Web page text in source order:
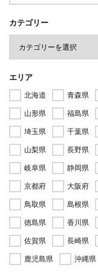
カテゴリー
エリア
北海道 青森県
山形県
福島県
埼玉県
千葉県
山梨県
長野県
岐阜県
静岡県
京都府
大阪府
鳥取県
島根県
徳島県
香川県
佐賀県
長崎県
鹿児島県
沖縄県